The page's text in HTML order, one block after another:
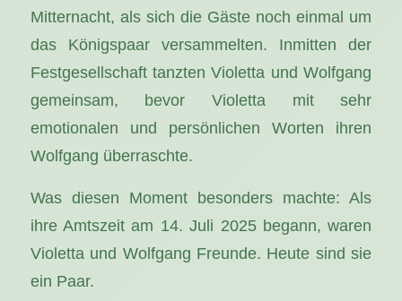
Mitternacht, als sich die Gäste noch einmal um
das Königspaar versammelten. Inmitten der
Festgesellschaft tanzten Violetta und Wolfgang
gemeinsam, bevor Violetta mit sehr
emotionalen und persönlichen Worten ihren
Wolfgang überraschte.
Was diesen Moment besonders machte: Als
ihre Amtszeit am 14. Juli 2025 begann, waren
Violetta und Wolfgang Freunde. Heute sind sie
ein Paar.